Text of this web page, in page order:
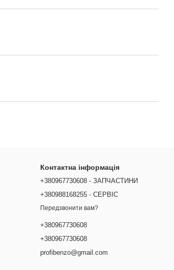
Контактна інформація
+380967730608 - ЗАПЧАСТИНИ
+380988168255 - СЕРВІС
Передзвонити вам?
+380967730608
+380967730608
profibenzo@gmail.com